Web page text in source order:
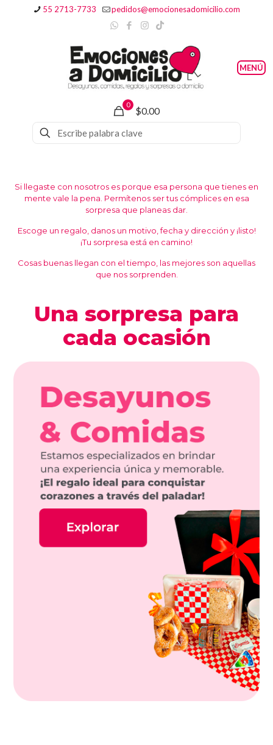
55 2713-7733 pedidos@emocionesadomicilio.com
0
$0.00
Si llegaste con nosotros es porque esa persona que tienes en
mente vale la pena. Permítenos ser tus cómplices en esa
sorpresa que planeas dar.
Escoge un regalo, danos un motivo, fecha y dirección y ¡listo!
¡Tu sorpresa está en camino!
Cosas buenas llegan con el tiempo, las mejores son aquellas
que nos sorprenden.
Una sorpresa para
cada ocasión